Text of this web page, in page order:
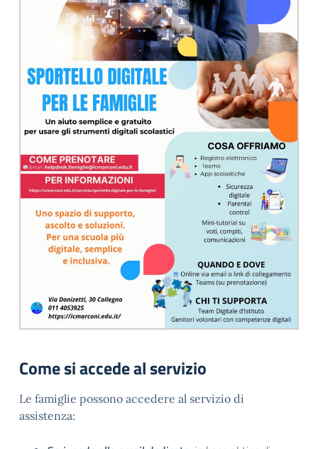
Come si accede al servizio
Le famiglie possono accedere al servizio di
assistenza: